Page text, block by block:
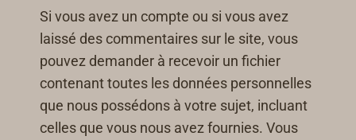
Si vous avez un compte ou si vous avez
laissé des commentaires sur le site, vous
pouvez demander à recevoir un fichier
contenant toutes les données personnelles
que nous possédons à votre sujet, incluant
celles que vous nous avez fournies. Vous